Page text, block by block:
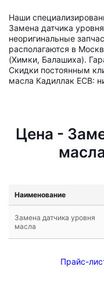
Наши
Замена датчика
неоригинальные
располагаются в
(Химки, Балашиха).
Скидки постоянным
масла Кадиллак ЕСВ:
Цена -
Наименование
Замена датчика уровня
масла
Прайс-